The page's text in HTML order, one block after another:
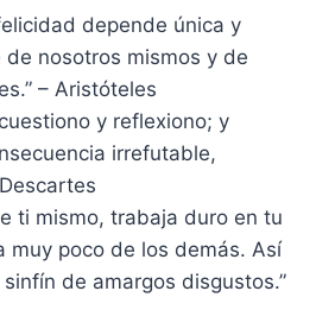
depende única y
de nosotros mismos y de
– Aristóteles
y reflexiono; y
irrefutable,
ti mismo, trabaja duro en tu
muy poco de los demás. Así
de amargos disgustos.”